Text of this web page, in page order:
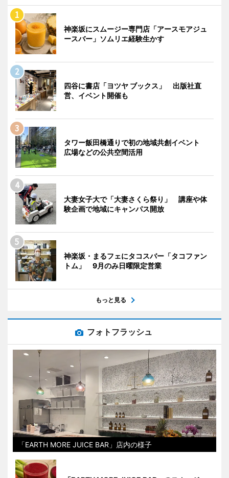
神楽坂にスムージー専門店「アースモアジュ
ースバー」ソムリエ経験生かす
四谷に書店「ヨツヤ ブックス」 出版社直
営、イベント開催も
タワー飯田橋通りで初の地域共創イベント
広場などの公共空間活用
大妻女子大で「大妻さくら祭り」 講座や体
験企画で地域にキャンパス開放
神楽坂・まるフェにタコスバー「タコファン
トム」 9月のみ日曜限定営業
もっと見る
フォトフラッシュ
「EARTH MORE JUICE BAR」店内の様子